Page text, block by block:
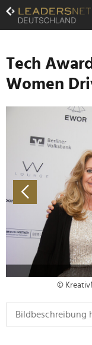
Zum
Inhalt
Zur
Navigation
Zur
Hauptnavigation
Tech
Women
©